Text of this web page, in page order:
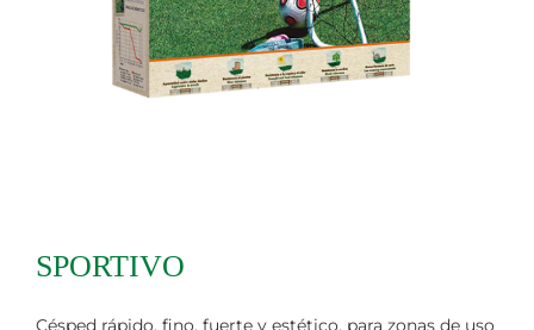
SPORTIVO
Césped rápido, fino, fuerte y estético, para zonas de uso